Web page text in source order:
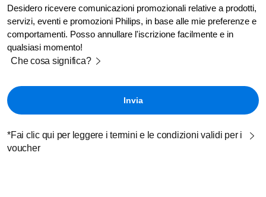
Desidero ricevere comunicazioni promozionali relative a prodotti,
servizi, eventi e promozioni Philips, in base alle mie preferenze e
comportamenti. Posso annullare l'iscrizione facilmente e in
qualsiasi momento!
Che cosa significa?
*Fai clic qui per leggere i termini e le condizioni validi per i
voucher